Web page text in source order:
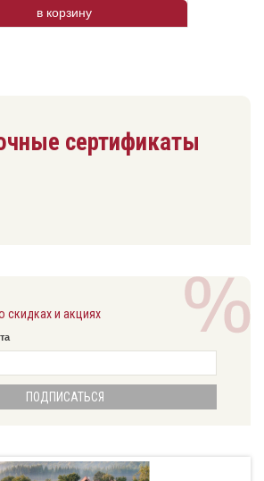
в корзину
сертификаты
скидках и акциях